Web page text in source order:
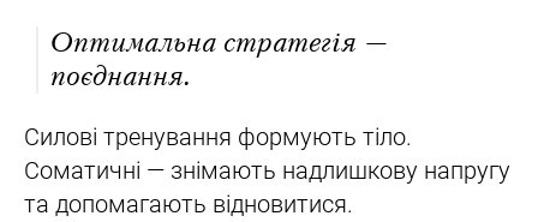
Оптимальна стратегія —
поєднання.
Силові тренування формують тіло.
Соматичні — знімають надлишкову напругу
та допомагають відновитися.